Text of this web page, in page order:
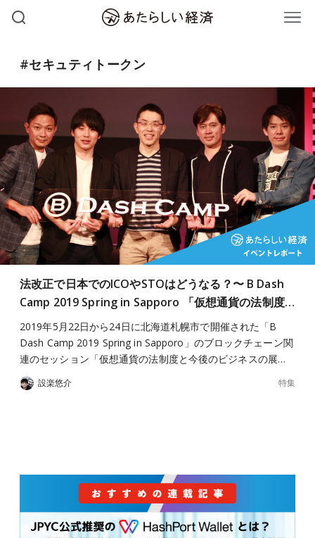
#セキュティトークン
法改正で日本でのICOやSTOはどうなる？〜 B Dash
Camp 2019 Spring in Sapporo 「仮想通貨の法制度…
2019年5月22日から24日に北海道札幌市で開催された「B
Dash Camp 2019 Spring in Sapporo」のブロックチェーン関
連のセッション「仮想通貨の法制度と今後のビジネスの展…
設楽悠介 特集